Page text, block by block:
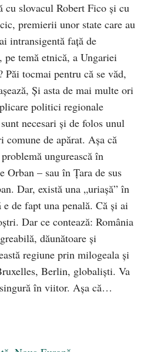
cu slovacul Robert Fico şi cu
premierii unor state care au
intransigentă faţă de
temă etnică, a Ungariei
tocmai pentru că se văd,
Şi asta de mai multe ori
politici regionale
necesari şi de folos unul
de apărat. Aşa că
ungurească în
Orban – sau în Ţara de sus
Dar, există una „uriaşă” în
de fapt una penală. Că şi ai
Dar ce contează: România
dăunătoare şi
regiune prin milogeala şi
Berlin, globalişti. Va
în viitor. Aşa că…